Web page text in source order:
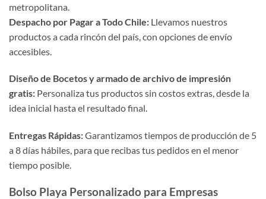
metropolitana.
Despacho por Pagar a Todo Chile: Llevamos nuestros
productos a cada rincón del país, con opciones de envío
accesibles.
Diseño de Bocetos y armado de archivo de impresión
gratis: Personaliza tus productos sin costos extras, desde la
idea inicial hasta el resultado final.
Entregas Rápidas:Garantizamos tiempos de producción de 5
a 8 días hábiles, para que recibas tus pedidos en el menor
tiempo posible.
Bolso Playa Personalizado para Empresas